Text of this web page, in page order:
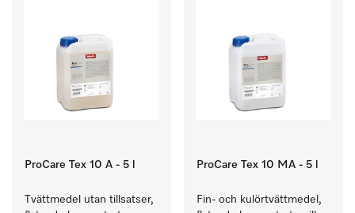
ProCare Tex 10 A - 5 l
Tvättmedel utan tillsatser,
ProCare Tex 10 MA - 5 l
Fin- och kulörtvättmedel,